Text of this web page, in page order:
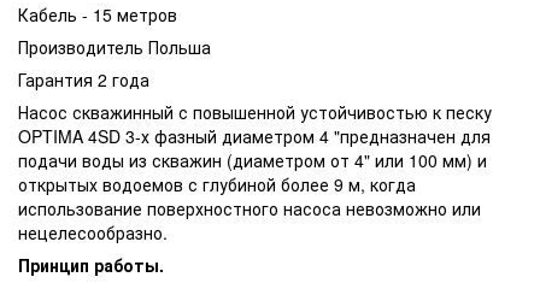
Кабель - 15 метров
Производитель Польша
Гарантия 2 года
Насос скважинный с повышенной устойчивостью к песку
OPTIMA 4SD 3-х фазный диаметром 4 "предназначен для
подачи воды из скважин (диаметром от 4" или 100 мм) и
открытых водоемов с глубиной более 9 м, когда
использование поверхностного насоса невозможно или
нецелесообразно.
Принцип работы.